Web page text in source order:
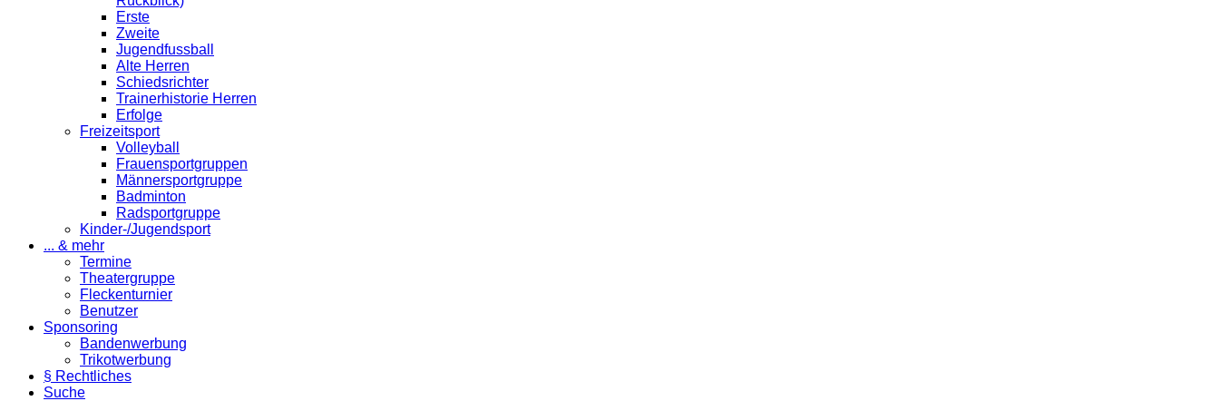
Erste
Zweite
Jugendfussball
Alte Herren
Schiedsrichter
Trainerhistorie Herren
Erfolge
Freizeitsport
Volleyball
Frauensportgruppen
Männersportgruppe
Badminton
Radsportgruppe
Kinder-/Jugendsport
... & mehr
Termine
Theatergruppe
Fleckenturnier
Benutzer
Sponsoring
Bandenwerbung
Trikotwerbung
§ Rechtliches
Suche